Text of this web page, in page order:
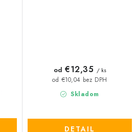
Skladom
od €10,04 bez DPH
od €12,35 / ks
DETAIL